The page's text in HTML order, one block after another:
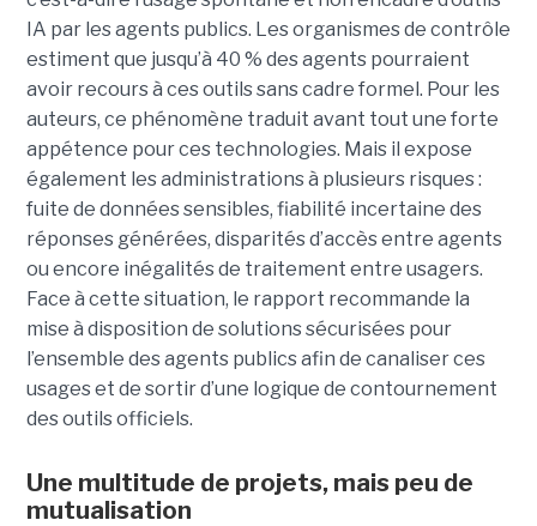
IA par les agents publics. Les organismes de contrôle
estiment que jusqu’à 40 % des agents pourraient
avoir recours à ces outils sans cadre formel. Pour les
auteurs, ce phénomène traduit avant tout une forte
appétence pour ces technologies. Mais il expose
également les administrations à plusieurs risques :
fuite de données sensibles, fiabilité incertaine des
réponses générées, disparités d’accès entre agents
ou encore inégalités de traitement entre usagers.
Face à cette situation, le rapport recommande la
mise à disposition de solutions sécurisées pour
l’ensemble des agents publics afin de canaliser ces
usages et de sortir d’une logique de contournement
des outils officiels.
Une multitude de projets, mais peu de
mutualisation